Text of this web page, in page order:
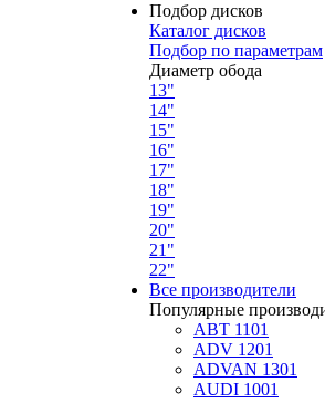
Подбор дисков
Каталог дисков
Подбор по параметрам
Диаметр обода
13"
14"
15"
16"
17"
18"
19"
20"
21"
22"
Все производители
Популярные
ABT 1101
ADV 1201
ADVAN 1301
AUDI 1001